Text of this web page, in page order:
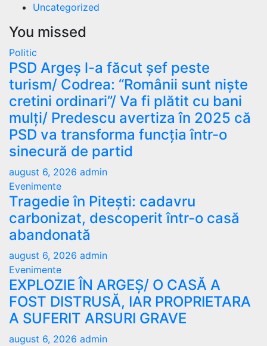
Uncategorized
You missed
Politic
PSD Argeș l-a făcut șef peste
turism/ Codrea: “Românii sunt niște
cretini ordinari”/ Va fi plătit cu bani
mulți/ Predescu avertiza în 2025 că
PSD va transforma funcția într-o
sinecură de partid
august 6, 2026 admin
Evenimente
Tragedie în Pitești: cadavru
carbonizat, descoperit într-o casă
abandonată
august 6, 2026 admin
Evenimente
EXPLOZIE ÎN ARGEȘ/ O CASĂ A
FOST DISTRUSĂ, IAR PROPRIETARA
A SUFERIT ARSURI GRAVE
august 6, 2026 admin